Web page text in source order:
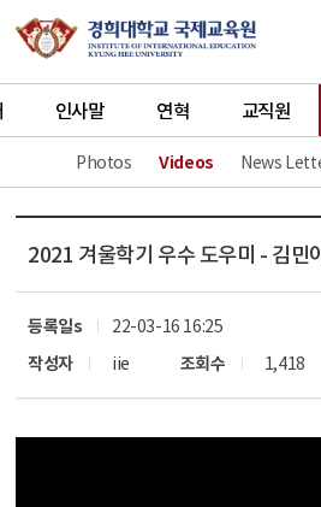
인사말 연혁 교직원
Photos Videos News
2021 겨울학기 우수 도우미 - 김민
등록일s
22-03-16 16:25
작성자
iie 조회수 1,418